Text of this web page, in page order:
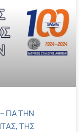
ΓΙΑ ΤΗΝ
ΤΗΣ